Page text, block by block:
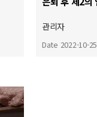
관리자
Date 2022-10-25